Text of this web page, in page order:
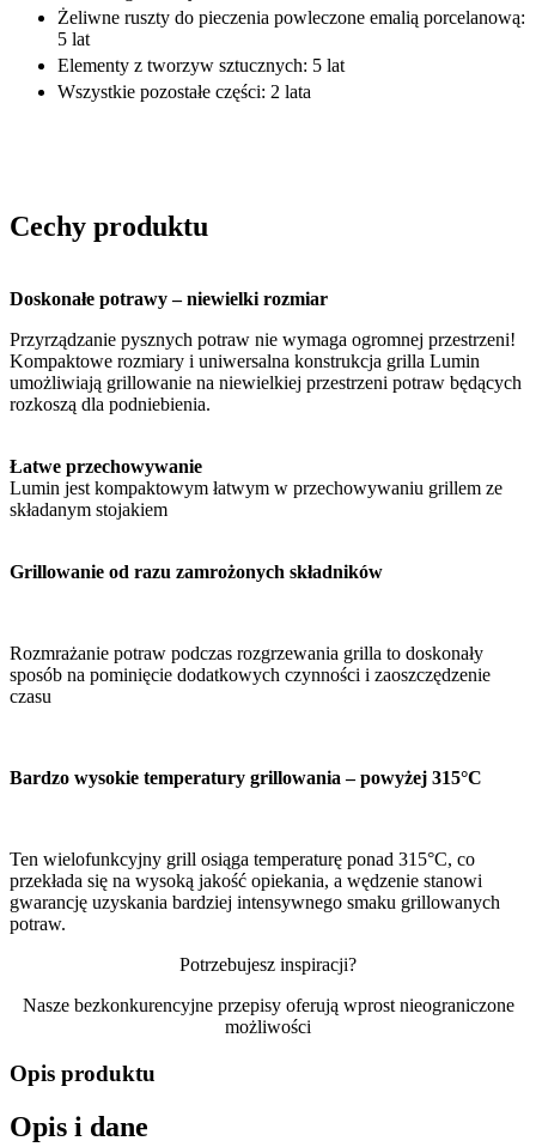
Żeliwne ruszty do pieczenia powleczone emalią porcelanową:
5 lat
Elementy z tworzyw sztucznych: 5 lat
Wszystkie pozostałe części: 2 lata
Cechy produktu
Doskonałe potrawy – niewielki rozmiar
Przyrządzanie pysznych potraw nie wymaga ogromnej przestrzeni!
Kompaktowe rozmiary i uniwersalna konstrukcja grilla Lumin
umożliwiają grillowanie na niewielkiej przestrzeni potraw będących
rozkoszą dla podniebienia.
Łatwe przechowywanie
Lumin jest kompaktowym łatwym w przechowywaniu grillem ze
składanym stojakiem
Grillowanie od razu zamrożonych składników
Rozmrażanie potraw podczas rozgrzewania grilla to doskonały
sposób na pominięcie dodatkowych czynności i zaoszczędzenie
czasu
Bardzo wysokie temperatury grillowania – powyżej 315°C
Ten wielofunkcyjny grill osiąga temperaturę ponad 315°C, co
przekłada się na wysoką jakość opiekania, a wędzenie stanowi
gwarancję uzyskania bardziej intensywnego smaku grillowanych
potraw.
Potrzebujesz inspiracji?
Nasze bezkonkurencyjne przepisy oferują wprost nieograniczone
możliwości
Opis produktu
Opis i dane